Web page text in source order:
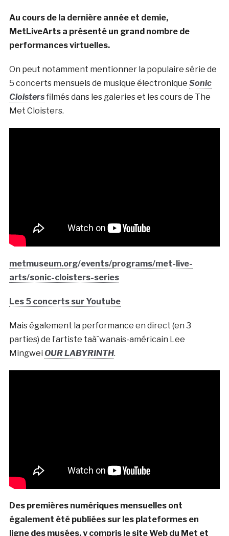
Au cours de la dernière année et demie,
MetLiveArts a présenté un grand nombre de
performances virtuelles.
On peut notamment mentionner la populaire série de
5 concerts mensuels de musique électronique Sonic
Cloistersfilmés dans les galeries et les cours de The
Met Cloisters.
metmuseum.org/events/programs/met-live-
arts/sonic-cloisters-series
Les 5 concerts sur Youtube
Mais également la performance en direct (en 3
parties) de l’artiste taà¯wanais-américain Lee
Mingwei OUR LABYRINTH.
Des premières numériques mensuelles ont
également été publiées sur les plateformes en
ligne des musées, y compris le site Web du Met et